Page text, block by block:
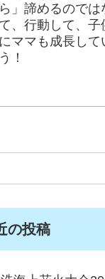
ら」諦めるので
て、行動して、
にママも成長して
う！
の投稿